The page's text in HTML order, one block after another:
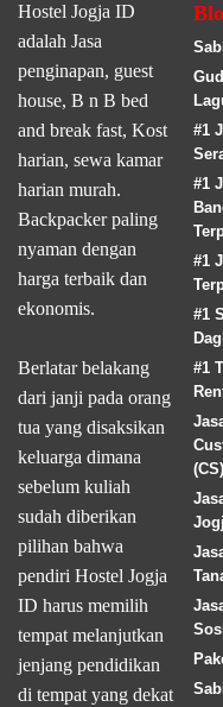
Hostel Jogja ID
adalah Jasa
penginapan, guest
house, B n B bed
and break fast, Kost
harian, sewa kamar
harian murah.
Backpacker paling
nyaman dengan
harga terbaik dan
ekonomis.
Berlatar belakang
dari janji pada orang
tua yang disaksikan
keluarga dimana
sebelum kuliah
sudah diberikan
pilihan bahwa
pendiri Hostel Jogja
ID harus memilih
tempat melanjutkan
jenjang pendidikan
di tempat yang dekat
#1
#1
#1
#1
#1
(CS)